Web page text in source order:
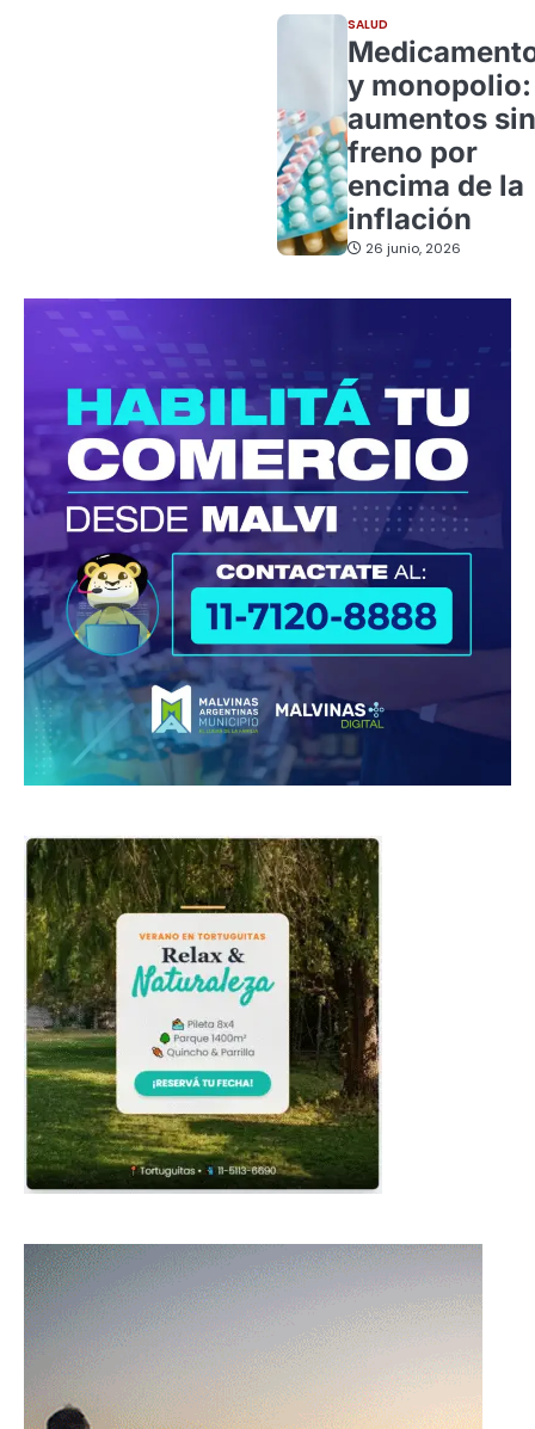
SALUD
y monopolio:
aumentos sin
freno por
encima de la
inflación
26 junio, 2026